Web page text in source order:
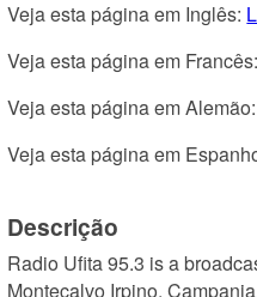
Veja esta página em Inglês:
Veja esta página em Francês:
Veja esta página em Alemão:
Veja esta página em
Descrição
Radio Ufita 95.3 is a
Montecalvo Irpino,